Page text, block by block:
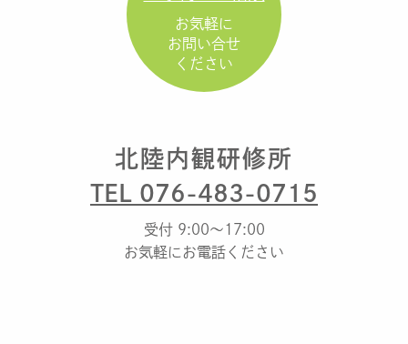
お気軽に
お問い合せ
ください
北陸内観研修所
TEL 076-483-0715
受付 9:00～17:00
お気軽にお電話ください